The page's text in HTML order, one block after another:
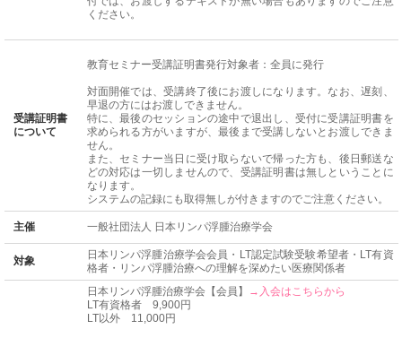
ください。
受講証明書
について
教育セミナー受講証明書発行対象者：全員に発行
対面開催では、受講終了後にお渡しになります。なお、遅刻、
早退の方にはお渡しできません。
特に、最後のセッションの途中で退出し、受付に受講証明書を
求められる方がいますが、最後まで受講しないとお渡しできま
せん。
また、セミナー当日に受け取らないで帰った方も、後日郵送な
どの対応は一切しませんので、受講証明書は無しということに
なります。
システムの記録にも取得無しが付きますのでご注意ください。
主催 一般社団法人 日本リンパ浮腫治療学会
対象
日本リンパ浮腫治療学会会員・LT認定試験受験希望者・LT有資
格者・リンパ浮腫治療への理解を深めたい医療関係者
日本リンパ浮腫治療学会【会員】
→入会はこちらから
LT有資格者 9,900円
LT以外 11,000円